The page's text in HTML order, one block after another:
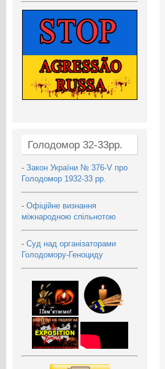
Голодомор 32-33рр.
- Закон України № 376-V про
Голодомор 1932-33 рр.
- Офіційне визнання
міжнародною спільнотою
- Суд над організаторами
Голодомору-Геноциду